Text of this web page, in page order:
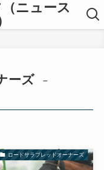
ニュース
ーズ
–
ロードサラブレッドオーナーズ